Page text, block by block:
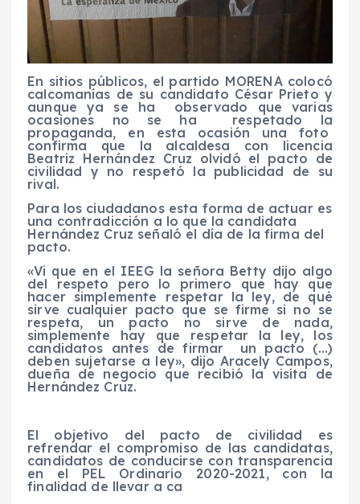
En sitios públicos, el partido MORENA colocó
calcomanías de su candidato César Prieto y
aunque ya se ha observado que varias
ocasiones no se ha respetado la
propaganda, en esta ocasión una foto
confirma que la alcaldesa con licencia
Beatriz Hernández Cruz olvidó el pacto de
civilidad y no respetó la publicidad de su
rival.
Para los ciudadanos esta forma de actuar es
una contradicción a lo que la candidata
Hernández Cruz señaló el día de la firma del
pacto.
«Vi que en el IEEG la señora Betty dijo algo
del respeto pero lo primero que hay que
hacer simplemente respetar la ley, de qué
sirve cualquier pacto que se firme si no se
respeta, un pacto no sirve de nada,
simplemente hay que respetar la ley, los
candidatos antes de firmar un pacto (…)
deben sujetarse a ley», dijo Aracely Campos,
dueña de negocio que recibió la visita de
Hernández Cruz.
El objetivo del pacto de civilidad es
refrendar el compromiso de las candidatas,
candidatos de conducirse con transparencia
en el PEL Ordinario 2020-2021, con la
finalidad de llevar a ca